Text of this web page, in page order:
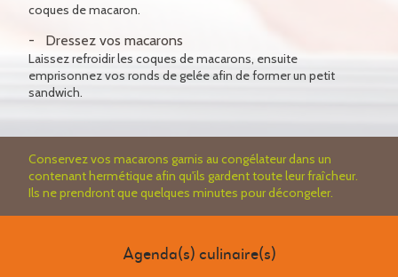
coques de macaron.
Dressez vos macarons
Laissez refroidir les coques de macarons, ensuite
emprisonnez vos ronds de gelée afin de former un petit
sandwich.
Conservez vos macarons garnis au congélateur dans un
contenant hermétique afin qu'ils gardent toute leur fraîcheur.
Ils ne prendront que quelques minutes pour décongeler.
Agenda(s) culinaire(s)